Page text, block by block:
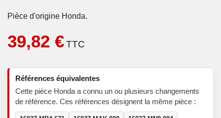
Pièce d'origine Honda.
39,82 €TTC
Références équivalentes
Cette pièce Honda a connu un ou plusieurs changements
de référence. Ces références désignent la même pièce :